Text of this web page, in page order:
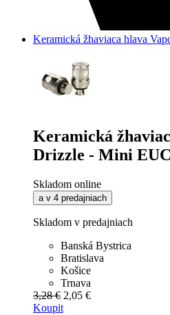
Keramická žhaviaca hlava
Keramická
Drizzle - Mini EUC
Skladom online
a v 4 predajniach
Skladom v predajniach
Banská Bystrica
Bratislava
Košice
Trnava
3,28 € 2,05 €
Koupit